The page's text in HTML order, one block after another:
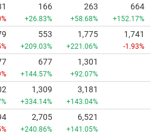
166
+26.83%
263
+58.68%
664
+152.17%
553
+209.03%
1,775
+221.06%
1,741
-1.93%
677
+144.57%
1,301
+92.07%
1,309
+334.14%
3,181
+143.04%
2,705
+240.86%
6,521
+141.05%